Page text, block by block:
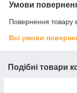
Умови
Повернення товару
Всі умови
Подібні товари